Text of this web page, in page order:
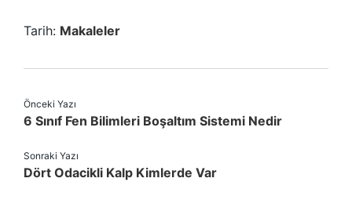
Tarih: Makaleler
Önceki Yazı
6 Sınıf Fen Bilimleri Boşaltım Sistemi Nedir
Sonraki Yazı
Dört Odacikli Kalp Kimlerde Var